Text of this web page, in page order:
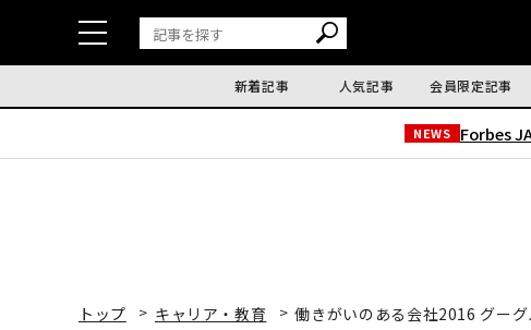
新着記事 人気記事 会員限定記事
NEWS Forbes
トップ キャリア・教育 働きがいのある会社2016 グー